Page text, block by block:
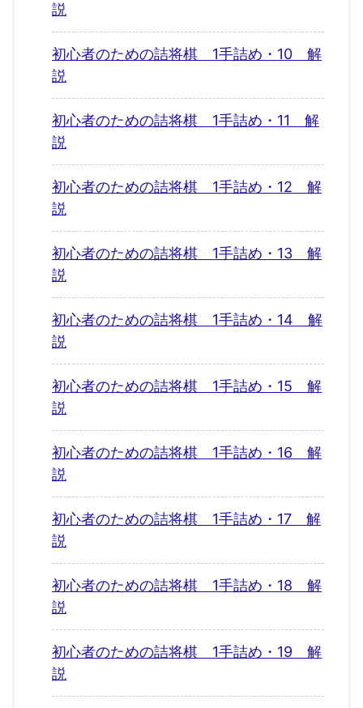
説
初心者のための詰将棋 1手詰め・10 解
説
初心者のための詰将棋 1手詰め・11 解
説
初心者のための詰将棋 1手詰め・12 解
説
初心者のための詰将棋 1手詰め・13 解
説
初心者のための詰将棋 1手詰め・14 解
説
初心者のための詰将棋 1手詰め・15 解
説
初心者のための詰将棋 1手詰め・16 解
説
初心者のための詰将棋 1手詰め・17 解
説
初心者のための詰将棋 1手詰め・18 解
説
初心者のための詰将棋 1手詰め・19 解
説